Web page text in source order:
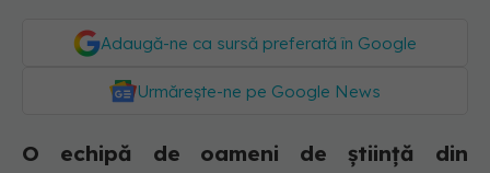
Adaugă-ne ca sursă preferată în Google
Urmărește-ne pe Google News
O echipă de oameni de ştiinţă din